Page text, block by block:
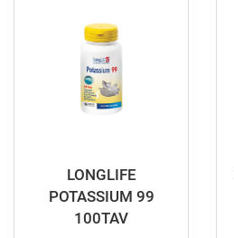
60CPS AL
CARRELLO
LONGLIFE
POTASSIUM 99
100TAV